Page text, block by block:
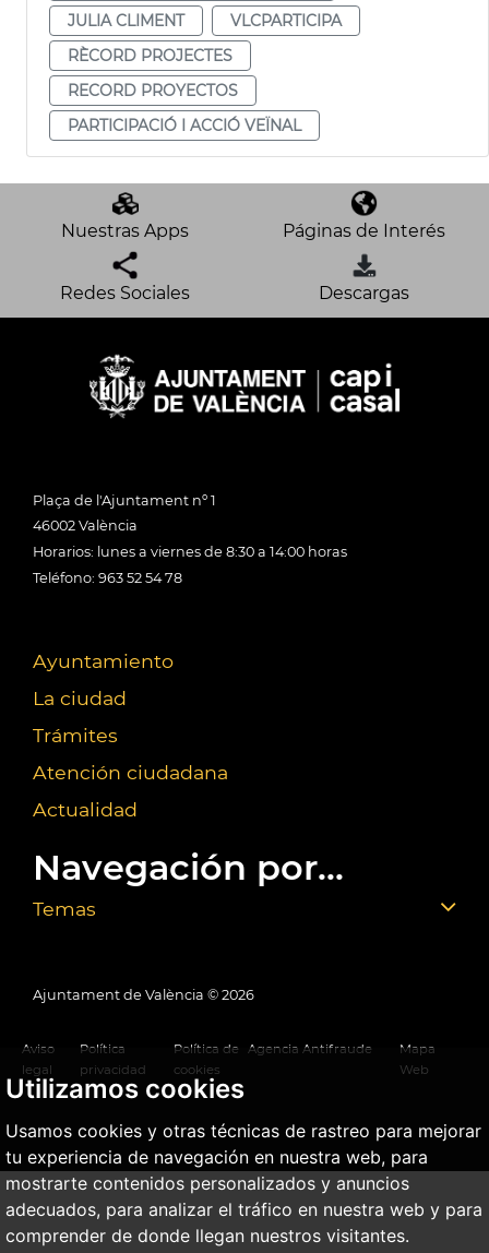
Utilizamos cookies
Usamos cookies y otras técnicas de rastreo para mejorar
tu experiencia de navegación en nuestra web, para
mostrarte contenidos personalizados y anuncios
adecuados, para analizar el tráfico en nuestra web y para
comprender de donde llegan nuestros visitantes.
JULIA CLIMENT
VLCPARTICIPA
RÈCORD PROJECTES
RECORD PROYECTOS
PARTICIPACIÓ I ACCIÓ VEÏNAL
Nuestras Apps Páginas de Interés
Redes Sociales Descargas
Plaça de l'Ajuntament nº 1
46002 València
Horarios: lunes a viernes de 8:30 a 14:00 horas
Teléfono: 963 52 54 78
Ayuntamiento
La ciudad
Trámites
Atención ciudadana
Actualidad
Navegación por...
Temas
Ajuntament de València © 2026
Aviso
legal
Política
privacidad
Política de
cookies
Agencia Antifraude
Mapa
Web